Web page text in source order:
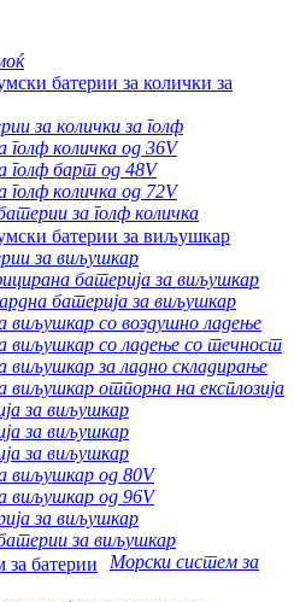
за колички за голф
голф количка од 36V
голф барт од 48V
голф количка од 72V
за голф количка
за виљушкар
батерија за виљушкар
батерија за виљушкар
виљушкар со воздушно ладење
виљушкар со ладење со течност
виљушкар за ладно складирање
виљушкар отпорна на експлозија
за виљушкар
за виљушкар
за виљушкар
виљушкар од 80V
виљушкар од 96V
за виљушкар
за виљушкар
Морски систем за